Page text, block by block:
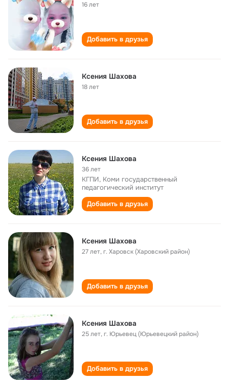
16 лет
Добавить в друзья
Ксения Шахова
18 лет
Добавить в друзья
Ксения Шахова
36 лет
КГПИ, Коми государственный
педагогический институт
Добавить в друзья
Ксения Шахова
27 лет,г. Харовск (Харовский район)
Добавить в друзья
Ксения Шахова
25 лет,г. Юрьевец (Юрьевецкий район)
Добавить в друзья